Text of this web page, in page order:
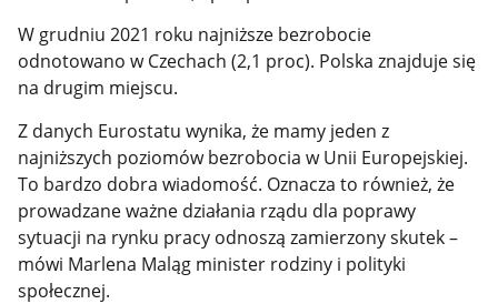
W grudniu 2021 roku najniższe bezrobocie
odnotowano w Czechach (2,1 proc). Polska znajduje się
na drugim miejscu.
Z danych Eurostatu wynika, że mamy jeden z
najniższych poziomów bezrobocia w Unii Europejskiej.
To bardzo dobra wiadomość. Oznacza to również, że
prowadzane ważne działania rządu dla poprawy
sytuacji na rynku pracy odnoszą zamierzony skutek –
mówi Marlena Maląg minister rodziny i polityki
społecznej.